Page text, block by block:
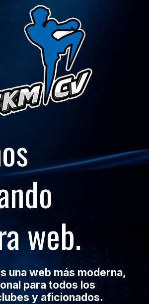
web.
una web más moderna,
para todos los
y aficionados.